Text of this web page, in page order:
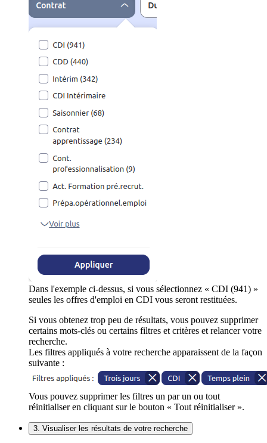
Dans l'exemple ci-dessus, si vous sélectionnez « CDI (941) »
seules les offres d'emploi en CDI vous seront restituées.
Si vous obtenez trop peu de résultats, vous pouvez supprimer
certains mots-clés ou certains filtres et critères et relancer votre
recherche.
Les filtres appliqués à votre recherche apparaissent de la façon
suivante :
Vous pouvez supprimer les filtres un par un ou tout
réinitialiser en cliquant sur le bouton « Tout réinitialiser ».
3. Visualiser les résultats de votre recherche